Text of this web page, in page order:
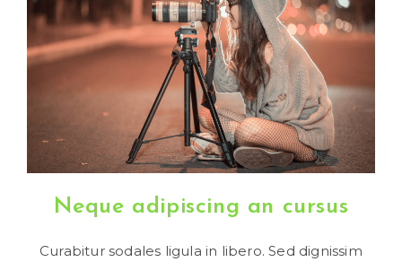
Neque adipiscing an cursus
Curabitur sodales ligula in libero. Sed dignissim